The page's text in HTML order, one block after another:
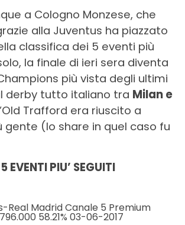
a Cologno Monzese, che
alla Juventus ha piazzato
classifica dei 5 eventi più
la finale di ieri sera diventa
più vista degli ultimi
il derby tutto italiano tra Milan e
Trafford era riuscito a
(lo share in quel caso fu
EVENTI PIU’ SEGUITI
Real Madrid Canale 5 Premium
58.21% 03-06-2017